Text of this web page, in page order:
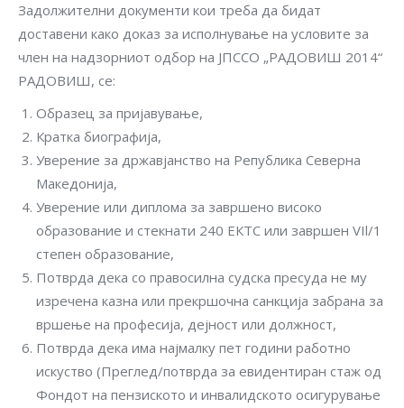
Задолжителни документи кои треба да бидат
доставени како доказ за исполнување на условите за
член на надзорниот одбор на ЈПССО „РАДОВИШ 2014“
РАДОВИШ, се:
Образец за пријавување,
Кратка биографија,
Уверение за државјанство на Република Северна
Македонија,
Уверение или диплома за завршено високо
образование и стекнати 240 ЕКТС или завршен VIl/1
степен образование,
Потврда дека со правосилна судска пресуда не му
изречена казна или прекршочна санкција забрана за
вршење на професија, дејност или должност,
Потврда дека има најмалку пет години работно
искуство (Преглед/потврда за евидентиран стаж од
Фондот на пензиското и инвалидското осигурување